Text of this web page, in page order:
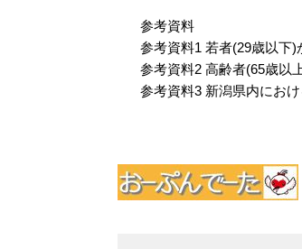
参考資料
参考資料1 若者(29歳以下
参考資料2 高齢者(65歳以
参考資料3 新潟県内にお